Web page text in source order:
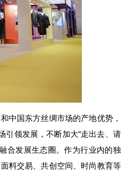
中国东方丝绸市场的产地优势
引领发展，不断加大“走出去、
合发展生态圈。作为行业内的
料交易、共创空间、时尚教育